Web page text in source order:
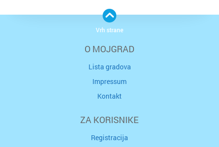
O MOJGRAD
Lista gradova
Impressum
Kontakt
ZA KORISNIKE
Registracija
Vrh strane